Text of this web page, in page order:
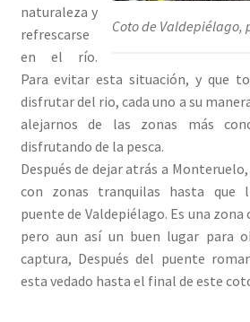
Coto de Valdepiélago,
naturaleza y
refrescarse
en el río.
Para evitar esta situación, y que
disfrutar del rio, cada uno a su
alejarnos de las zonas más
disfrutando de la pesca.
Después de dejar atrás a
con zonas tranquilas hasta que
puente de Valdepiélago. Es una
pero aun así un buen lugar para
captura, Después del puente
esta vedado hasta el final de este